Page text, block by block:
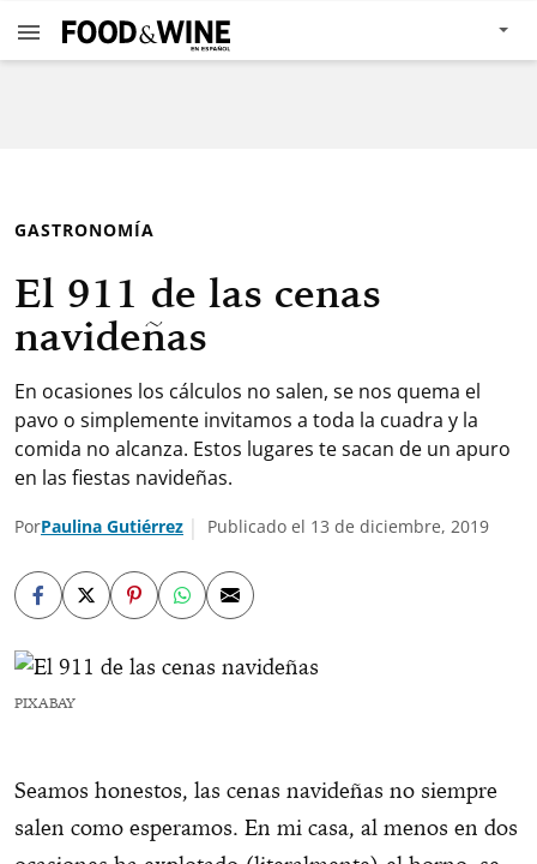
GASTRONOMÍA
El 911 de las cenas
navideñas
En ocasiones los cálculos no salen, se nos quema el
pavo o simplemente invitamos a toda la cuadra y la
comida no alcanza. Estos lugares te sacan de un apuro
en las fiestas navideñas.
PorPaulina Gutiérrez Publicado el 13 de diciembre, 2019
PIXABAY
Seamos honestos, las cenas navideñas no siempre
salen como esperamos. En mi casa, al menos en dos